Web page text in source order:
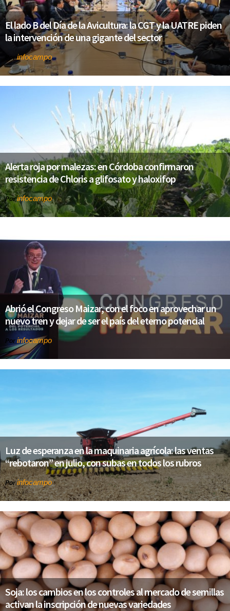
El lado B del Día de la Avicultura: la CGT y la UATRE piden
la intervención de una gigante del sector
Porinfocampo
Alerta roja por malezas: en Córdoba confirmaron
resistencia de Chloris a glifosato y haloxifop
Porinfocampo
Abrió el Congreso Maizar, con el foco en aprovechar un
nuevo tren y dejar de ser el país del eterno potencial
Por infocampo
Luz de esperanza en la maquinaria agrícola: las ventas
“rebotaron” en julio, con subas en todos los rubros
Porinfocampo
Soja: los cambios en los controles al mercado de semillas
activan la inscripción de nuevas variedades